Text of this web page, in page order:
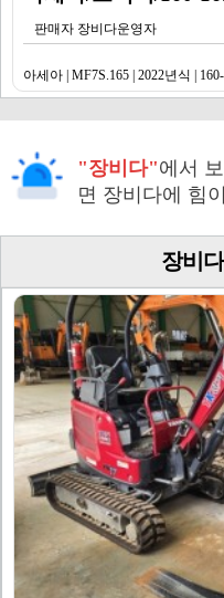
판매자 장비다운영자
아세아 | MF7S.165 | 2022년식 |
"장비다"에서
면 장비다에 힘
장비